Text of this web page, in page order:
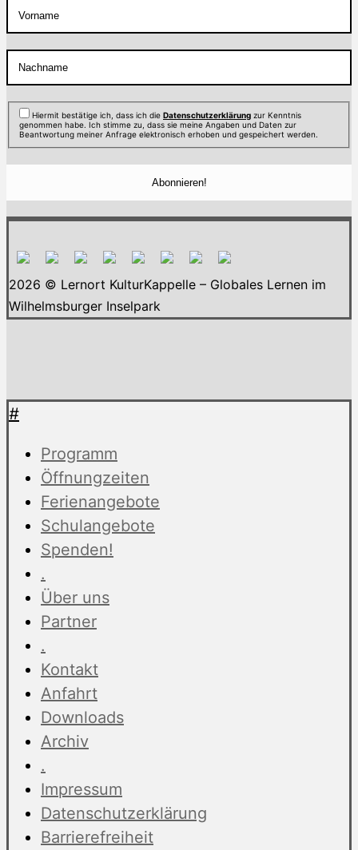
Hiermit bestätige ich, dass ich die Datenschutzerklärung zur Kenntnis
genommen habe. Ich stimme zu, dass sie meine Angaben und Daten zur
Beantwortung meiner Anfrage elektronisch erhoben und gespeichert werden.
2026 © Lernort KulturKappelle – Globales Lernen im
Wilhelmsburger Inselpark
#
Programm
Öffnungzeiten
Ferienangebote
Schulangebote
Spenden!
.
Über uns
Partner
.
Kontakt
Anfahrt
Downloads
Archiv
.
Impressum
Datenschutzerklärung
Barrierefreiheit